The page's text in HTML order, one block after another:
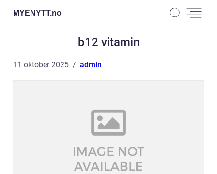
MYENYTT.no
b12 vitamin
11 oktober 2025 admin